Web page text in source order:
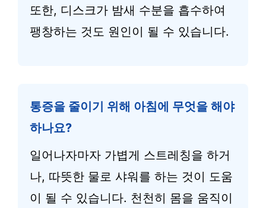
또한, 디스크가 밤새 수분을 흡수하여
팽창하는 것도 원인이 될 수 있습니다.
통증을 줄이기 위해 아침에 무엇을 해야
하나요?
일어나자마자 가볍게 스트레칭을 하거
나, 따뜻한 물로 샤워를 하는 것이 도움
이 될 수 있습니다. 천천히 몸을 움직이